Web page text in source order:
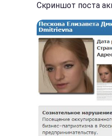
Скриншот поста